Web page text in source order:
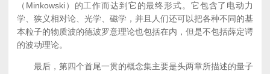
（Minkowski）的工作而达到它的最终形式。它包含了电动力
学、狭义相对论、光学、磁学，并且人们还可以把各种不同的基
本粒子的物质波的德波罗意理论也包括在内，但是不包括薛定谔
的波动理论。
最后，第四个首尾一贯的概念集主要是头两章所描述的量子